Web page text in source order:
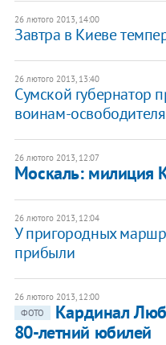
26 лютого 2013, 14:00
Завтра в Киеве
26 лютого 2013, 13:40
Сумской губернатор
воинам-
26 лютого 2013, 12:07
Москаль: милиция
26 лютого 2013, 12:04
У пригородных
прибыли
26 лютого 2013, 12:00
ФОТО
Кардинал
80-летний юбилей